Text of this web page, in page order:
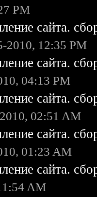
PM
сайта.
2010, 12:35 PM
сайта.
04:13 PM
сайта.
02:51 AM
сайта.
01:23 AM
сайта.
AM